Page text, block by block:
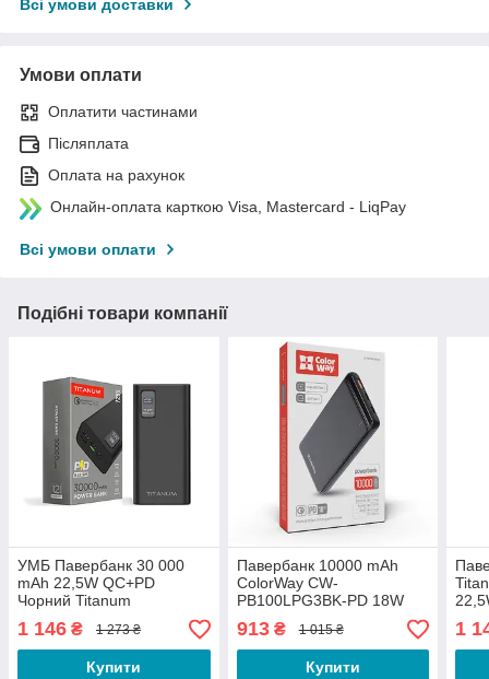
Всі умови доставки
Умови оплати
Оплатити частинами
Післяплата
Оплата на рахунок
Онлайн-оплата карткою Visa, Mastercard - LiqPay
Всі умови оплати
Подібні товари компанії
УМБ Павербанк 30 000
mAh 22,5W QC+PD
Чорний Titanum
1 146 ₴ 1 273 ₴
Купити
Павербанк 10000 mAh
ColorWay CW-
PB100LPG3BK-PD 18W
QC+PD slim світлодіодний
індикатор чорний
913₴ 1 015 ₴
Купити
1